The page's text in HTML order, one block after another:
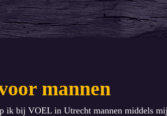
mannen
ik bij VOEL in Utrecht mannen middels